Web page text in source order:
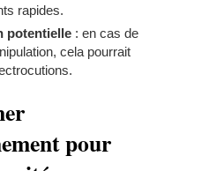
rapides.
potentielle : en cas de
cela pourrait
pour